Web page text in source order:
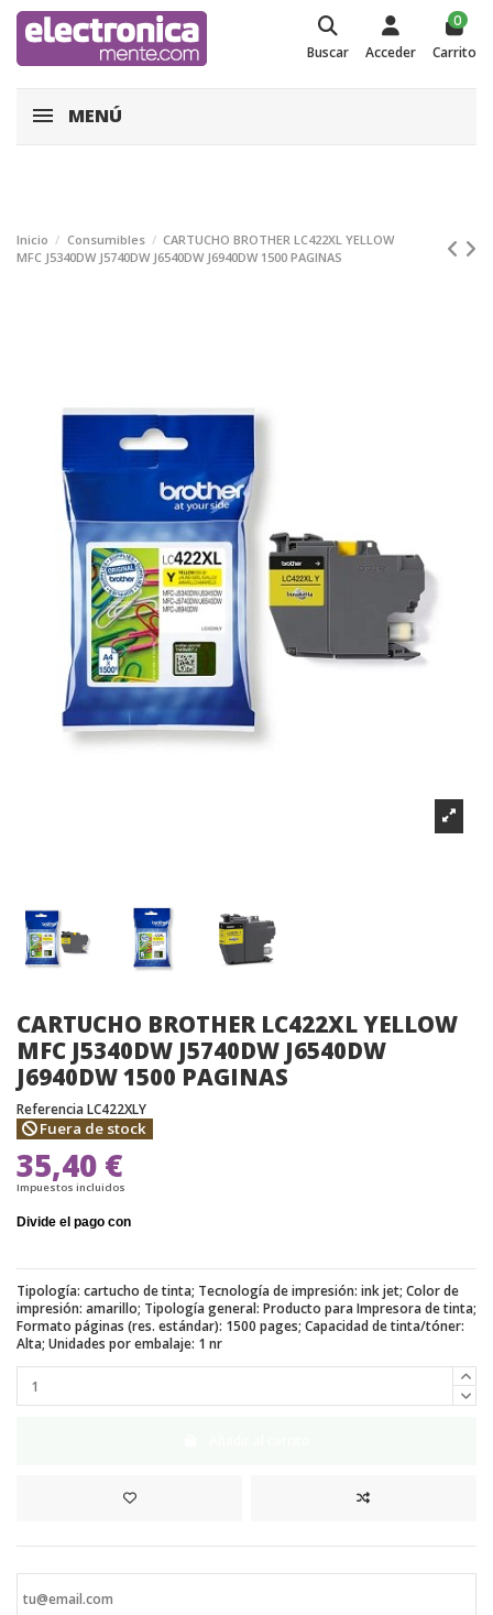
Buscar Acceder
0
Carrito
MENÚ
Inicio Consumibles
CARTUCHO BROTHER LC422XL YELLOW
MFC J5340DW J5740DW J6540DW J6940DW 1500 PAGINAS
CARTUCHO BROTHER LC422XL YELLOW
MFC J5340DW J5740DW J6540DW
J6940DW 1500 PAGINAS
Referencia LC422XLY
Fuera de stock
35,40 €
Impuestos incluidos
Tipología: cartucho de tinta; Tecnología de impresión: ink jet; Color de
impresión: amarillo; Tipología general: Producto para Impresora de tinta;
Formato páginas (res. estándar): 1500 pages; Capacidad de tinta/tóner:
Alta; Unidades por embalaje: 1 nr